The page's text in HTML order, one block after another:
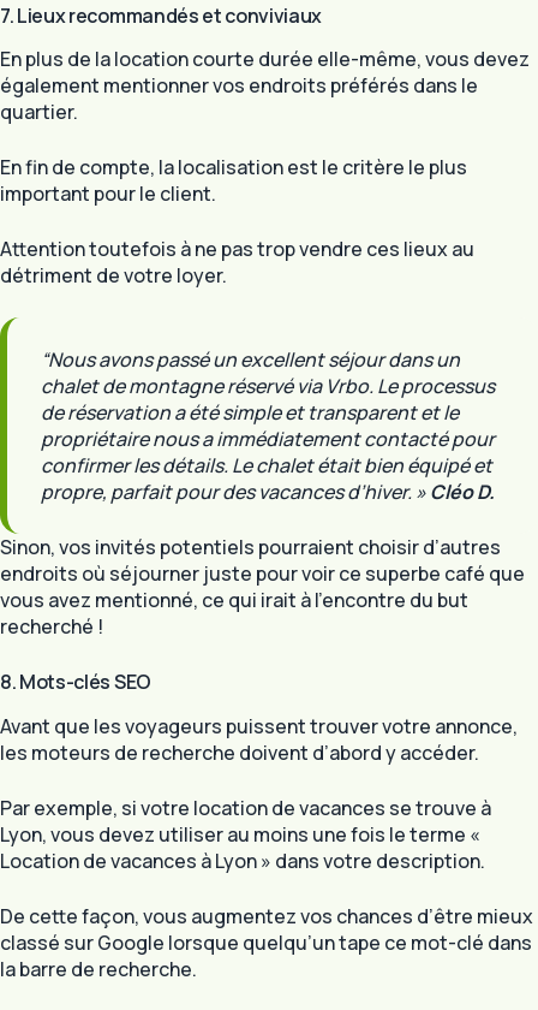
7. Lieux recommandés et conviviaux
En plus de la location courte durée elle-même, vous devez
également mentionner vos endroits préférés dans le
quartier.
En fin de compte, la localisation est le critère le plus
important pour le client.
Attention toutefois à ne pas trop vendre ces lieux au
détriment de votre loyer.
“Nous avons passé un excellent séjour dans un
chalet de montagne réservé via Vrbo. Le processus
de réservation a été simple et transparent et le
propriétaire nous a immédiatement contacté pour
confirmer les détails. Le chalet était bien équipé et
propre, parfait pour des vacances d’hiver. »Cléo D.
Sinon, vos invités potentiels pourraient choisir d’autres
endroits où séjourner juste pour voir ce superbe café que
vous avez mentionné, ce qui irait à l’encontre du but
recherché !
8. Mots-clés SEO
Avant que les voyageurs puissent trouver votre annonce,
les moteurs de recherche doivent d’abord y accéder.
Par exemple, si votre location de vacances se trouve à
Lyon, vous devez utiliser au moins une fois le terme «
Location de vacances à Lyon » dans votre description.
De cette façon, vous augmentez vos chances d’être mieux
classé sur Google lorsque quelqu’un tape ce mot-clé dans
la barre de recherche.